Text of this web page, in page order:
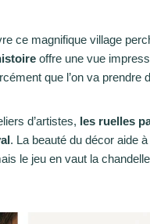
ce magnifique village
offre une vue
que l’on va prendre
d’artistes, les ruelles
. La beauté du décor aide à
le jeu en vaut la